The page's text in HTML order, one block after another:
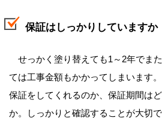
保証はしっかりしていますか
せっかく塗り替えても1～2年でま
ては工事金額もかかってしまいます
保証をしてくれるのか、保証期間は
か。しっかりと確認することが大切で